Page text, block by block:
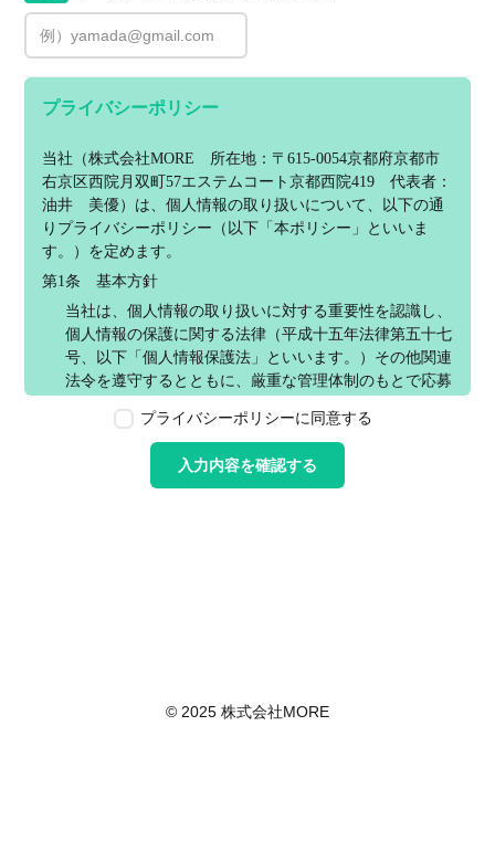
プライバシーポリシー
当社（株式会社MORE　所在地：〒615-0054京都府京都市
右京区西院月双町57エステムコート京都西院419　代表者：
油井　美優）は、個人情報の取り扱いについて、以下の通
りプライバシーポリシー（以下「本ポリシー」といいま
す。）を定めます。
第1条　基本方針
当社は、個人情報の取り扱いに対する重要性を認識し、
個人情報の保護に関する法律（平成十五年法律第五十七
号、以下「個人情報保護法」といいます。）その他関連
法令を遵守するとともに、厳重な管理体制のもとで応募
本ウェブサイトで取得する個人情報に限り適用されるも
のとします。
第2条　個人情報の定義
情報取扱事業者が、開示、内容の訂正、追加又は削除、
プライバシーポリシーに同意する
入力内容を確認する
© 2025 株式会社MORE